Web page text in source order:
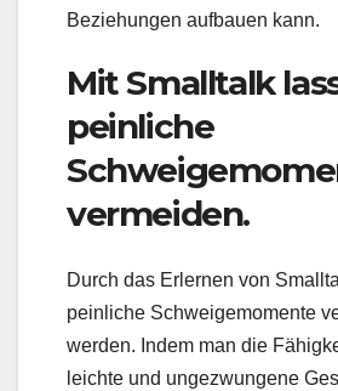
Beziehungen aufbauen kann.
Mit Smalltalk
peinliche
vermeiden.
Durch das Erlernen von
peinliche Schweigemomente
werden. Indem man die
leichte und ungezwungene